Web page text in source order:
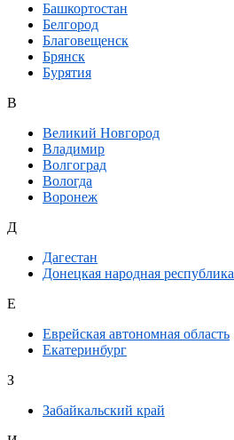
Башкортостан
Белгород
Благовещенск
Брянск
Бурятия
В
Великий Новгород
Владимир
Волгоград
Вологда
Воронеж
Д
Дагестан
Донецкая народная республика
Е
Еврейская автономная область
Екатеринбург
З
Забайкальский край